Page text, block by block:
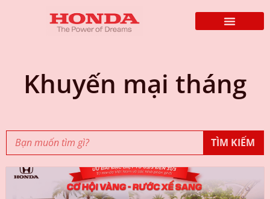
Khuyến mại tháng
TÌM KIẾM